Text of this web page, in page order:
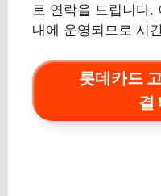
로 연락을 드립니다.
내에 운영되므로 시
롯데카드
결